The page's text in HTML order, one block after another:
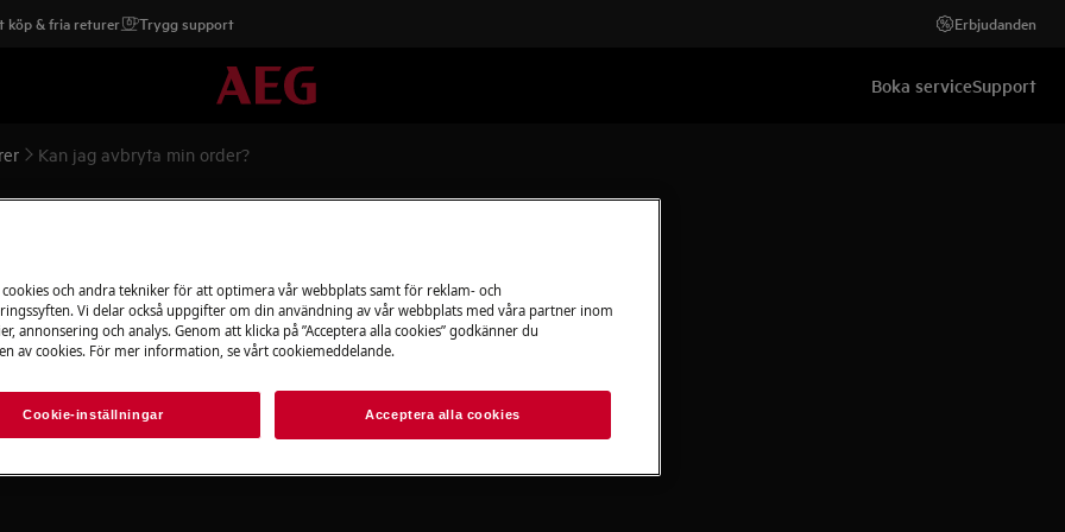
köp & fria returer Trygg support Erbjudanden
Boka serviceSupport
Kan jag avbryta min order?
och andra tekniker för att optimera vår webbplats samt för reklam- och
Vi delar också uppgifter om din användning av vår webbplats med våra partner inom
annonsering och analys. Genom att klicka på ”Acceptera alla cookies” godkänner du
av cookies. För mer information, se vårt cookiemeddelande.
Cookie-inställningar Acceptera alla cookies